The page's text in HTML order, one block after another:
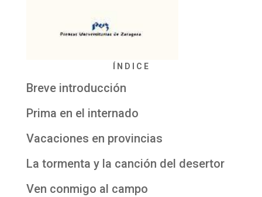
Í N D I C E
Breve introducción
Prima en el internado
Vacaciones en provincias
La tormenta y la canción del desertor
Ven conmigo al campo